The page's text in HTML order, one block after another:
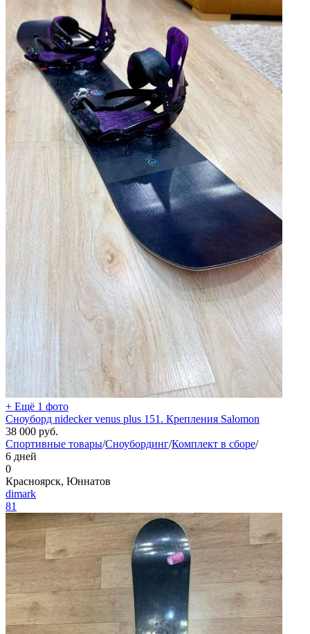
+ Ещё 1 фото
Сноуборд nidecker venus plus 151. Крепления Salomon
38 000 руб.
Спортивные товары/Сноубординг/Комплект в сборе/
6 дней
0
Красноярск, Юннатов
dimark
81